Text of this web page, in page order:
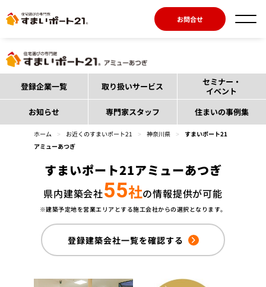
お問合せ
登録企業一覧 取り扱いサービス
セミナー・
イベント
お知らせ
専門家スタッフ 住まいの事例集
ホーム > お近くのすまいポート21 > 神奈川県 >
すまいポート21
アミューあつぎ
すまいポート21アミューあつぎ
県内建築会社55社の情報提供が可能
※建築予定地を営業エリアとする施工会社からの選択となります。
登録建築会社一覧を確認する